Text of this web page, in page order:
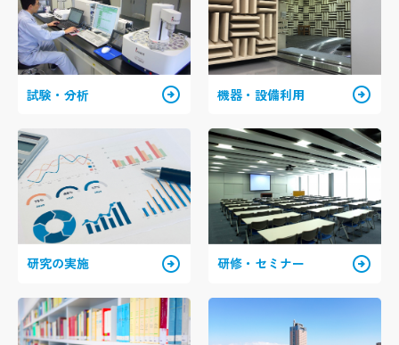
試験・分析 arrow_circle_right 機器・設備利用 arrow_circle_right
研究の実施 arrow_circle_right 研修・セミナー arrow_circle_right